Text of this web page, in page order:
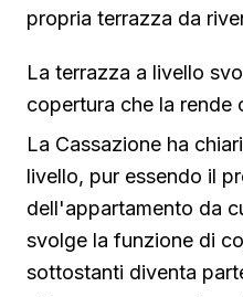
propria terrazza da
La terrazza a livello
copertura che la rende
La Cassazione ha
livello, pur essendo il
dell'appartamento da
svolge la funzione di
sottostanti diventa